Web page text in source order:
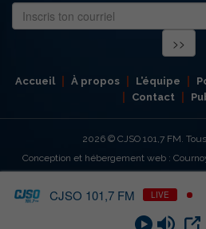
Accueil À propos L’équipe
Contact
2026 © CJSO 101,7 FM.
Conception et hébergement web :
CJSO 101,7 FM LIVE